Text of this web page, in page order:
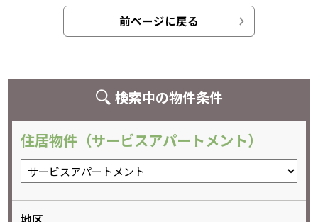
前ページに戻る
検索中の物件条件
住居物件（サービスアパートメント）